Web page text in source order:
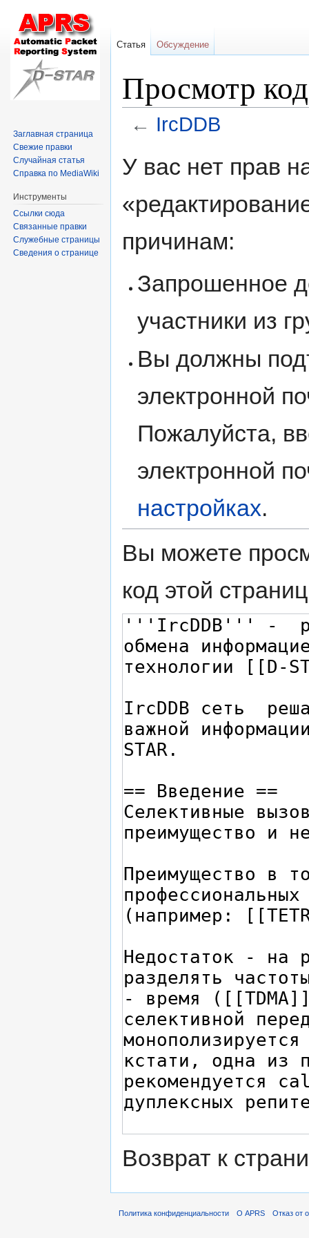
Просмотр
← IrcDDB
ккУ вас нет прав
причинам:
Запрошенное
участники из
Вы должны
электронной
Пожалуйста,
электронной
настройках.
Вы можете
код этой
Возврат к
Статья Обсуждение
Заглавная страница
Свежие правки
Случайная статья
Справка по MediaWiki
Инструменты
Ссылки сюда
Связанные правки
Служебные страницы
Сведения о странице
Политика конфиденциальности О APRS Отказ от